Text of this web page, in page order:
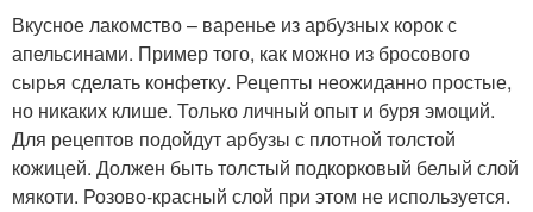
Вкусное лакомство – варенье из арбузных корок с
апельсинами. Пример того, как можно из бросового
сырья сделать конфетку. Рецепты неожиданно простые,
но никаких клише. Только личный опыт и буря эмоций.
Для рецептов подойдут арбузы с плотной толстой
кожицей. Должен быть толстый подкорковый белый слой
мякоти. Розово-красный слой при этом не используется.